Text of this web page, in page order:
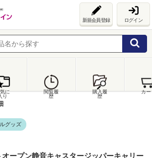
新規会員登録 ログイン
に
り
閲覧履
歴
購入履
歴
カー
グッズ
ープン静音キャスタージッパーキャリー